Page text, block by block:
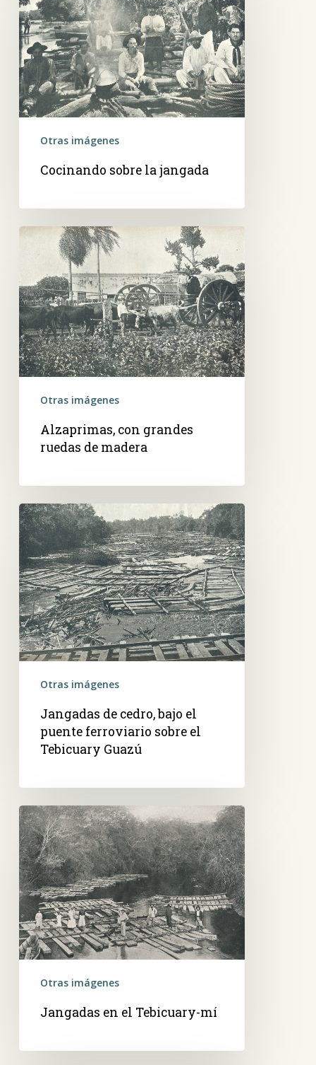
la
jangada
Otras imágenes
Cocinando sobre la jangada
Alzaprimas,
ruedas
de
madera
Otras imágenes
Alzaprimas, con grandes
ruedas de madera
Jangadas
de
cedro,
bajo
el
puente
ferroviario
sobre
el
Otras imágenes
Jangadas de cedro, bajo el
puente ferroviario sobre el
Tebicuary Guazú
Jangadas
en
el
Tebicuary-
mí
Otras imágenes
Jangadas en el Tebicuary-mí